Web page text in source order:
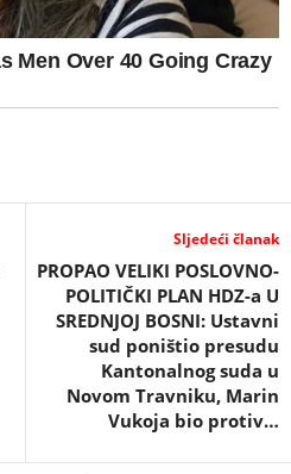
Sljedeći članak
PROPAO VELIKI POSLOVNO-
POLITIČKI PLAN HDZ-a U
SREDNJOJ BOSNI: Ustavni
sud poništio presudu
Kantonalnog suda u
Novom Travniku, Marin
Vukoja bio protiv…